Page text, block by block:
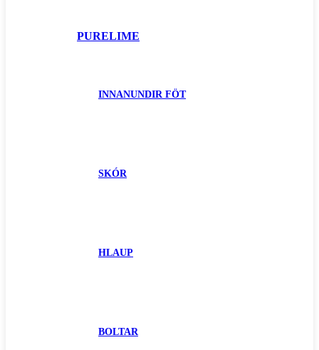
PURELIME
INNANUNDIR FÖT
SKÓR
HLAUP
BOLTAR